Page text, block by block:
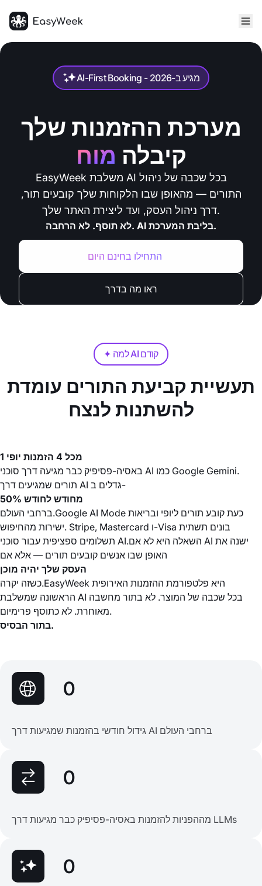
AI-First Booking - מגיע ב-2026
מערכת ההזמנות שלך
קיבלה מוח
EasyWeek משלבת AI בכל שכבה של ניהול
התורים — מהאופן שבו הלקוחות שלך קובעים תור,
דרך ניהול העסק, ועד ליצירת האתר שלך.
לא תוסף. לא הרחבה. AI בליבת המערכת.
התחילו בחינם היום
ראו מה בדרך
✦ למה AI קודם
תעשיית קביעת התורים עומדת
להשתנות לנצח
1 מכל 4 הזמנות יופי
באסיה-פסיפיק כבר מגיעה דרך סוכני AI כמו Google Gemini.
תורים שמגיעים דרך AI גדלים ב-
50% מחודש לחודש
ברחבי העולם.Google AI Mode כעת קובע תורים ליופי ובריאות
ישירות מהחיפוש. Stripe, Mastercard ו-Visa בונים תשתית
תשלומים ספציפית עבור סוכני AI.השאלה היא לא אם AI ישנה את
האופן שבו אנשים קובעים תורים — אלא אם
העסק שלך יהיה מוכן
כשזה יקרה.EasyWeek היא פלטפורמת ההזמנות האירופית
הראשונה שמשלבת AI בכל שכבה של המוצר. לא בתור מחשבה
מאוחרת. לא כתוסף פרימיום.
בתור הבסיס.
0
גידול חודשי בהזמנות שמגיעות דרך AI ברחבי העולם
0
מההפניות להזמנות באסיה-פסיפיק כבר מגיעות דרך LLMs
0